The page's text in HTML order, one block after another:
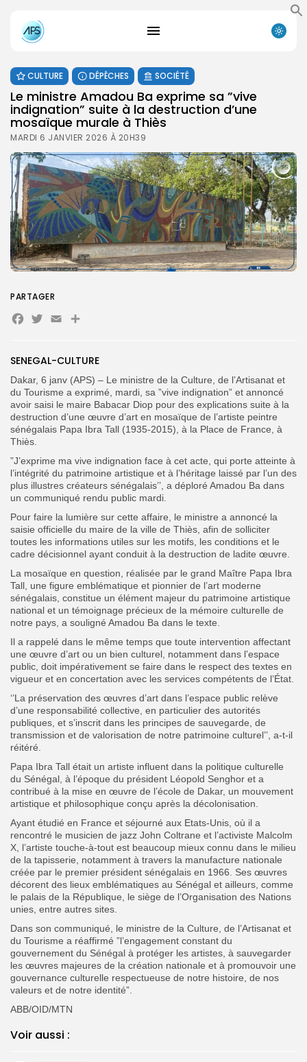
for:
FR
CULTURE DÉPÊCHES SOCIÉTÉ
Le ministre Amadou Ba exprime sa ”vive
indignation” suite à la destruction d’une
mosaïque murale à Thiès
MARDI 6 JANVIER 2026 À 20H39
SENEGAL-CULTURE
Dakar, 6 janv (APS) – Le ministre de la Culture, de l’Artisanat et
du Tourisme a exprimé, mardi, sa ”vive indignation” et annoncé
avoir saisi le maire Babacar Diop pour des explications suite à la
destruction d’une œuvre d’art en mosaïque de l’artiste peintre
sénégalais Papa Ibra Tall (1935-2015), à la Place de France, à
Thiès.
”J’exprime ma vive indignation face à cet acte, qui porte atteinte à
l’intégrité du patrimoine artistique et à l’héritage laissé par l’un des
plus illustres créateurs sénégalais’’, a déploré Amadou Ba dans
un communiqué rendu public mardi.
Pour faire la lumière sur cette affaire, le ministre a annoncé la
saisie officielle du maire de la ville de Thiès, afin de solliciter
toutes les informations utiles sur les motifs, les conditions et le
cadre décisionnel ayant conduit à la destruction de ladite œuvre.
La mosaïque en question, réalisée par le grand Maître Papa Ibra
Tall, une figure emblématique et pionnier de l’art moderne
sénégalais, constitue un élément majeur du patrimoine artistique
national et un témoignage précieux de la mémoire culturelle de
notre pays, a souligné Amadou Ba dans le texte.
Il a rappelé dans le même temps que toute intervention affectant
une œuvre d’art ou un bien culturel, notamment dans l’espace
public, doit impérativement se faire dans le respect des textes en
vigueur et en concertation avec les services compétents de l’État.
‘’La préservation des œuvres d’art dans l’espace public relève
d’une responsabilité collective, en particulier des autorités
publiques, et s’inscrit dans les principes de sauvegarde, de
transmission et de valorisation de notre patrimoine culturel’’, a-t-il
réitéré.
Papa Ibra Tall était un artiste influent dans la politique culturelle
du Sénégal, à l’époque du président Léopold Senghor et a
contribué à la mise en œuvre de l’école de Dakar, un mouvement
artistique et philosophique conçu après la décolonisation.
Ayant étudié en France et séjourné aux Etats-Unis, où il a
rencontré le musicien de jazz John Coltrane et l’activiste Malcolm
X, l’artiste touche-à-tout est beaucoup mieux connu dans le milieu
de la tapisserie, notamment à travers la manufacture nationale
créée par le premier président sénégalais en 1966. Ses œuvres
décorent des lieux emblématiques au Sénégal et ailleurs, comme
le palais de la République, le siège de l’Organisation des Nations
unies, entre autres sites.
Dans son communiqué, le ministre de la Culture, de l’Artisanat et
du Tourisme a réaffirmé ”l’engagement constant du
gouvernement du Sénégal à protéger les artistes, à sauvegarder
les œuvres majeures de la création nationale et à promouvoir une
gouvernance culturelle respectueuse de notre histoire, de nos
valeurs et de notre identité”.
ABB/OID/MTN
Voir aussi :
PARTAGER
Facebook
Twitter
Email